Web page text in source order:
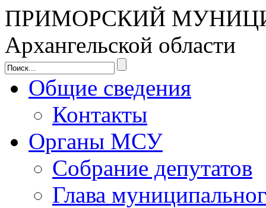
ПРИМОРСКИЙ
Архангельской области
Общие сведения
Контакты
Органы МСУ
Собрание депутатов
Глава